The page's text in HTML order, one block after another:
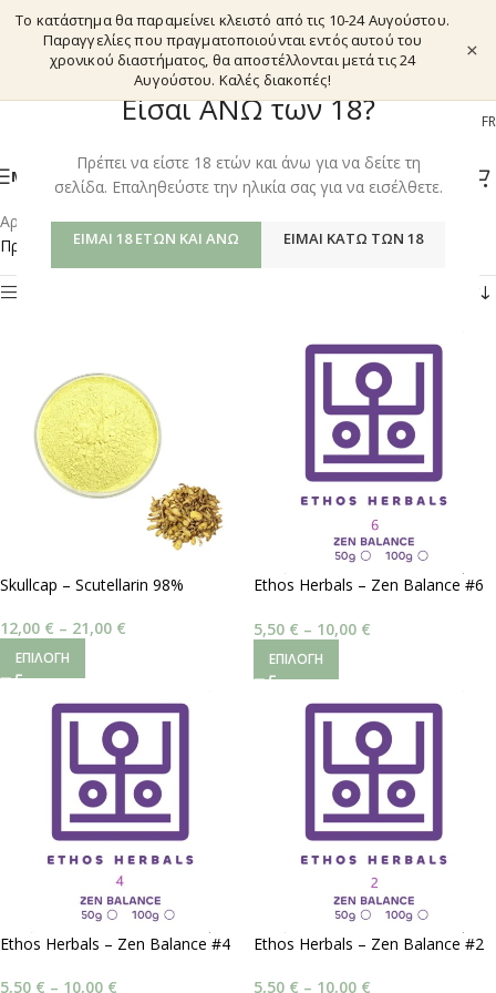
Είσαι ΑΝΩ των 18?
Πρέπει να είστε 18 ετών και άνω για να δείτε τη
σελίδα. Επαληθεύστε την ηλικία σας για να εισέλθετε.
ΕΊΜΑΙ 18 ΕΤΏΝ ΚΑΙ ΆΝΩ ΕΊΜΑΙ ΚΆΤΩ ΤΩΝ 18
Το κατάστημα θα παραμείνει κλειστό από τις 10-24 Αυγούστου.
Παραγγελίες που πραγματοποιούνται εντός αυτού του
χρονικού διαστήματος, θα αποστέλλονται μετά τις 24
Αυγούστου. Καλές διακοπές!
×
EL FR
ΜΕΝΟΎ
Αρχική σελίδα/Shop/Προϊόντα με ετικέτα “SKULLCAP”
Προβάλλονται όλα - 4 αποτελέσματα
Skullcap – Scutellarin 98%
12,00 € – 21,00 €
ΕΠΙΛΟΓΉ
Ethos Herbals – Zen Balance #6
5,50 € – 10,00 €
ΕΠΙΛΟΓΉ
Ethos Herbals – Zen Balance #4
5,50 € – 10,00 €
Ethos Herbals – Zen Balance #2
5,50 € – 10,00 €